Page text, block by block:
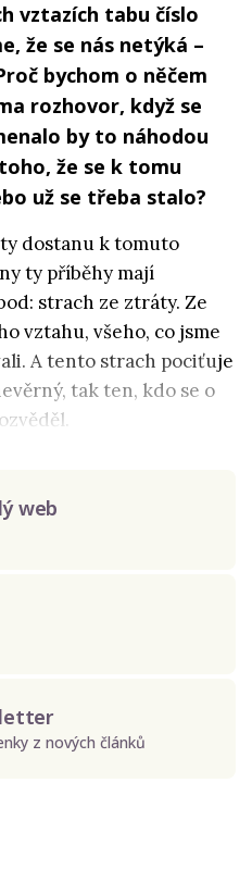
vztazích tabu číslo
že se nás netýká –
bychom o něčem
rozhovor, když se
by to náhodou
že se k tomu
už se třeba stalo?
dostanu k tomuto
ty příběhy mají
strach ze ztráty. Ze
vztahu, všeho, co jsme
A tento strach pociťuje
tak ten, kdo se o
web
z nových článků